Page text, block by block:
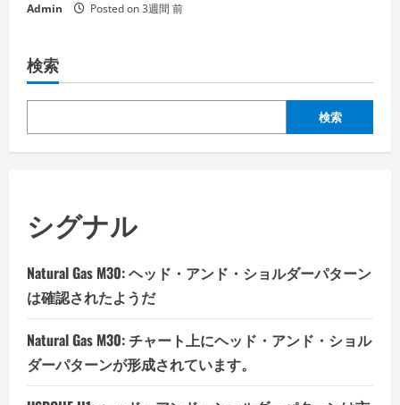
Admin Posted on 3週間 前
検索
検索
シグナル
Natural Gas M30: ヘッド・アンド・ショルダーパターン
は確認されたようだ
Natural Gas M30: チャート上にヘッド・アンド・ショル
ダーパターンが形成されています。